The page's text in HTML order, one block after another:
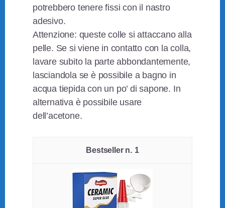
potrebbero tenere fissi con il nastro
adesivo.
Attenzione: queste colle si attaccano alla
pelle. Se si viene in contatto con la colla,
lavare subito la parte abbondantemente,
lasciandola se è possibile a bagno in
acqua tiepida con un po’ di sapone. In
alternativa è possibile usare
dell’acetone.
1